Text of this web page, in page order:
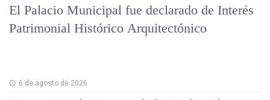
El Palacio Municipal fue declarado de Interés
Patrimonial Histórico Arquitectónico
6 de agosto de 2026